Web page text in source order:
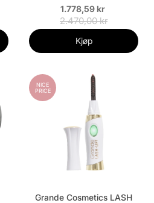
1.778,59 kr
2.470,00 kr
Kjøp
NICE
PRICE
Grande Cosmetics LASH